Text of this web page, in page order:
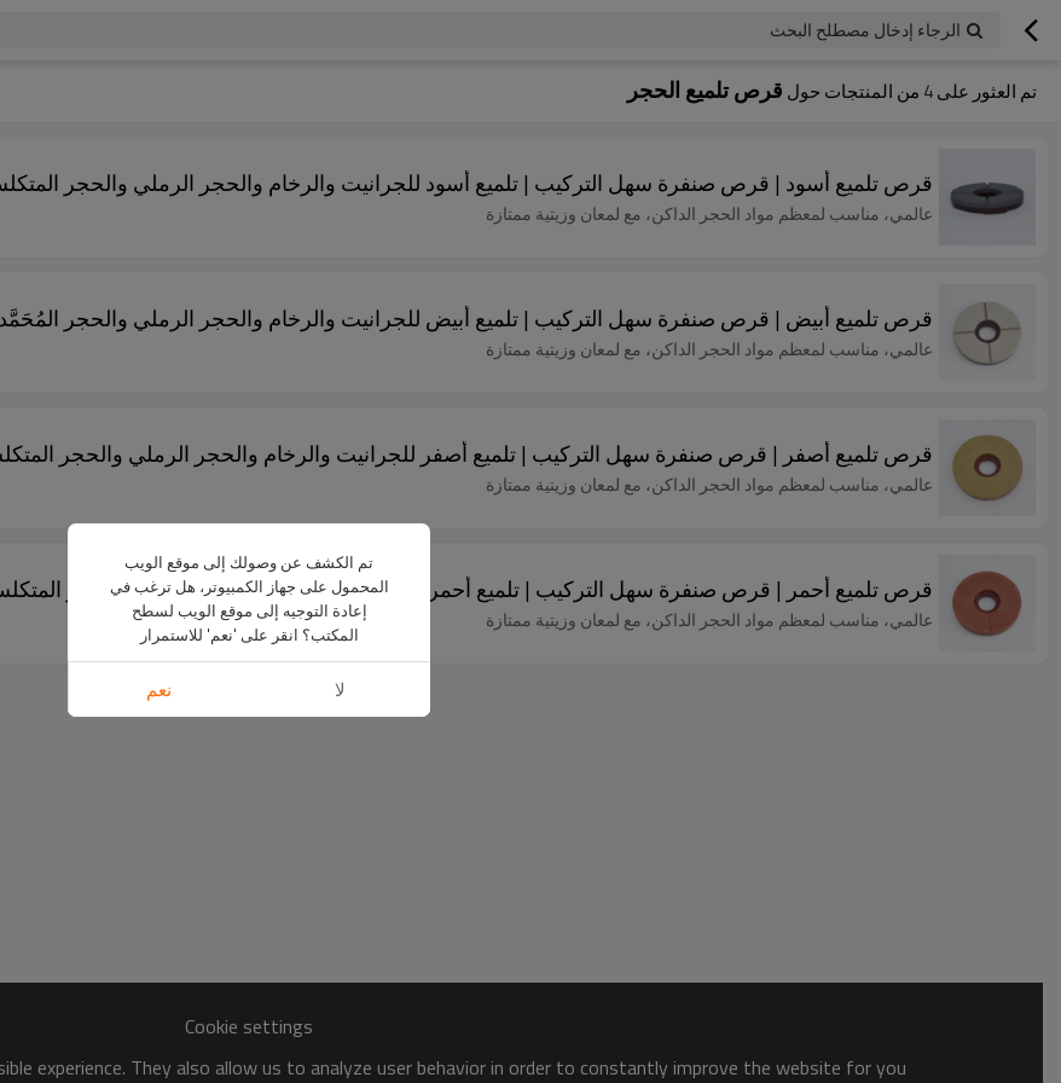
الرجاء إدخال مصطلح البحث
تم العثور على4 من المنتجات حول قرص تلميع الحجر
قرص تلميع أسود | قرص صنفرة سهل التركيب | تلميع أسود للجرانيت والرخام والحجر الرملي والحجر
عالمي، مناسب لمعظم مواد الحجر الداكن، مع لمعان وزيتية ممتازة
قرص تلميع أبيض | قرص صنفرة سهل التركيب | تلميع أبيض للجرانيت والرخام والحجر الرملي والحجر المُحَمَّد
عالمي، مناسب لمعظم مواد الحجر الداكن، مع لمعان وزيتية ممتازة
قرص تلميع أصفر | قرص صنفرة سهل التركيب | تلميع أصفر للجرانيت والرخام والحجر الرملي والحجر
عالمي، مناسب لمعظم مواد الحجر الداكن، مع لمعان وزيتية ممتازة
قرص تلميع أحمر | قرص صنفرة سهل التركيب | تلميع أحمر للجرانيت والرخام والحجر الرملي والحجر
عالمي، مناسب لمعظم مواد الحجر الداكن، مع لمعان وزيتية ممتازة
Cookie settings
experience. They also allow us to analyze user behavior in order to constantly improve the website for you.
تم الكشف عن وصولك إلى موقع الويب
المحمول على جهاز الكمبيوتر، هل ترغب في
إعادة التوجيه إلى موقع الويب لسطح
المكتب؟ انقر على 'نعم' للاستمرار
لا نعم